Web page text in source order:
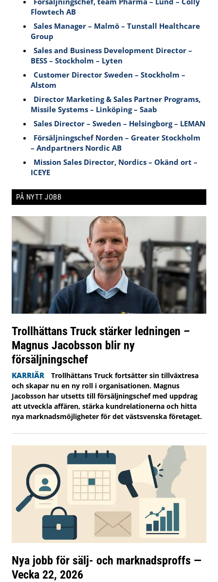
Flowtech AB
Sales Manager – Malmö – Tunstall Healthcare
Group
Sales and Business Development Director –
BESS – Stockholm – Lyten
Customer Director Sweden – Stockholm –
Alstom
Director Marketing & Sales Partner Programs,
Missile Systems – Linköping – Saab
Sales Director – Sweden – Helsingborg – LEMAN
Försäljningschef Norden – Greater Stockholm
– Andpartners Nordic AB
Mission Sales Director, Nordics – Okänd ort –
ICEYE
PÅ NYTT JOBB
Trollhättans Truck stärker ledningen –
Magnus Jacobsson blir ny
försäljningschef
KARRIÄR
Trollhättans Truck fortsätter sin tillväxtresa
och skapar nu en ny roll i organisationen. Magnus
Jacobsson har utsetts till försäljningschef med uppdrag
att utveckla affären, stärka kundrelationerna och hitta
nya marknadsmöjligheter för det västsvenska företaget.
Nya jobb för sälj- och marknadsproffs —
Vecka 22, 2026